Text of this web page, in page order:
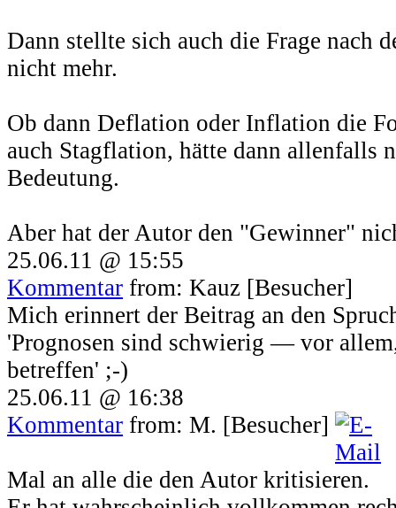
Dann stellte sich auch die Frage nach
nicht mehr.
Ob dann Deflation oder Inflation die
auch Stagflation, hätte dann allenfalls
Bedeutung.
Aber hat der Autor den "Gewinner"
25.06.11 @ 15:55
Kommentar from: Kauz [Besucher]
Mich erinnert der Beitrag an den
'Prognosen sind schwierig — vor
betreffen' ;-)
25.06.11 @ 16:38
Kommentar from: M. [Besucher]
Mal an alle die den Autor kritisieren.